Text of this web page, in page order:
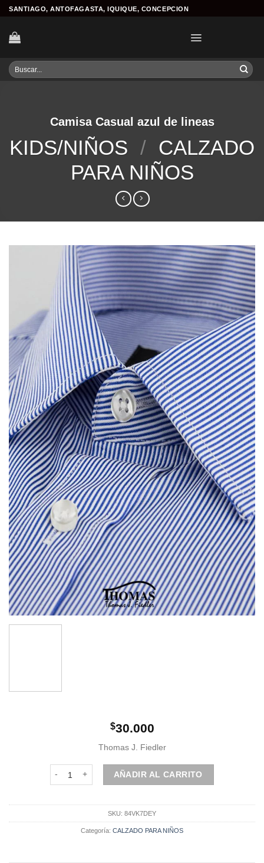
Skip
content
SANTIAGO, ANTOFAGASTA, IQUIQUE, CONCEPCION
Buscar
por:
Camisa Casual azul de lineas
KIDS/NIÑOS / CALZADO
PARA NIÑOS
$30.000
Thomas J. Fiedler
Camisa Casual azul de lineas cantidad
AÑADIR AL CARRITO
SKU: 84VK7DEY
Categoría: CALZADO PARA NIÑOS